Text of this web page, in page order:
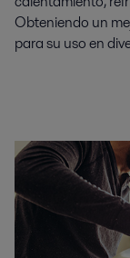
Obteniendo un
para su uso en